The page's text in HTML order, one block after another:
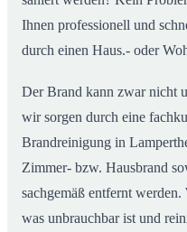
Ihnen professionell und
durch einen Haus.- oder
Der Brand kann zwar nicht
wir sorgen durch eine
Brandreinigung in
Zimmer- bzw. Hausbrand
sachgemäß entfernt
was unbrauchbar ist und